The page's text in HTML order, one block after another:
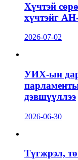
Хүчтэй
хүчтэйг
2026-07-02
УИХ-ын
дэвшүүллээ
2026-06-30
Түгжрэл,